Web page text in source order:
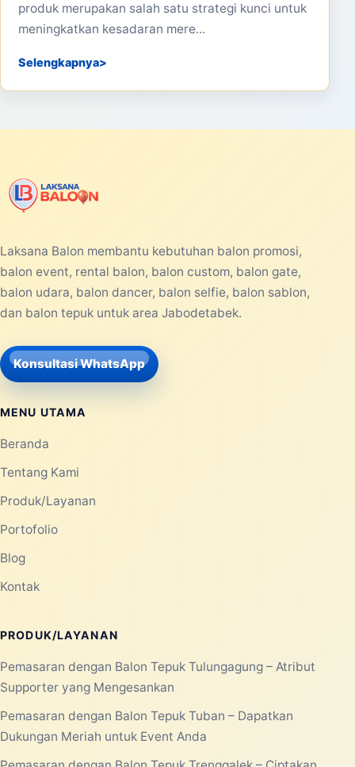
produk merupakan salah satu strategi kunci untuk
meningkatkan kesadaran mere...
Selengkapnya
Laksana Balon membantu kebutuhan balon promosi,
balon event, rental balon, balon custom, balon gate,
balon udara, balon dancer, balon selfie, balon sablon,
dan balon tepuk untuk area Jabodetabek.
Konsultasi WhatsApp
MENU UTAMA
Beranda
Tentang Kami
Produk/Layanan
Portofolio
Blog
Kontak
PRODUK/LAYANAN
Pemasaran dengan Balon Tepuk Tulungagung – Atribut
Supporter yang Mengesankan
Pemasaran dengan Balon Tepuk Tuban – Dapatkan
Dukungan Meriah untuk Event Anda